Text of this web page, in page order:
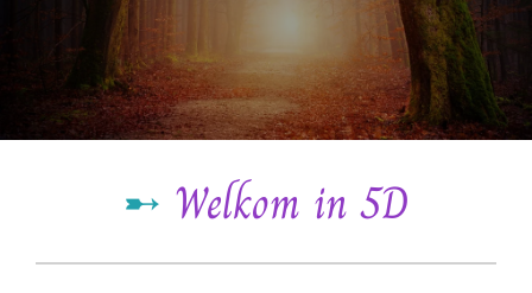
➸ Welkom in 5D